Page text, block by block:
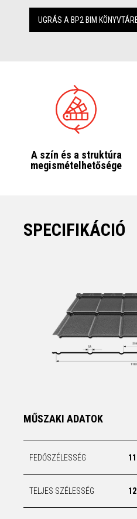
UGRÁS A BP2 BIM
A szín és a struktúra
megismételhetősége
SPECIFIKÁCIÓ
MŰSZAKI ADATOK
FEDŐSZÉLESSÉG
TELJES SZÉLESSÉG